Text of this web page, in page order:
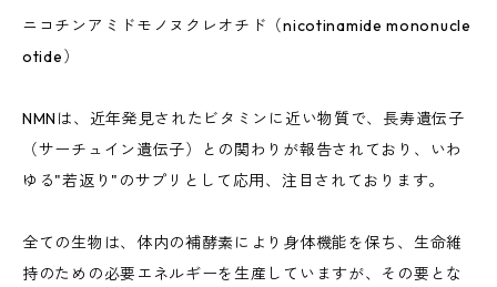
ニコチンアミドモノヌクレオチド（nicotinamide mononucle
otide）
NMNは、近年発見されたビタミンに近い物質で、長寿遺伝子
（サーチュイン遺伝子）との関わりが報告されており、いわ
ゆる"若返り"のサプリとして応用、注目されております。
全ての生物は、体内の補酵素により身体機能を保ち、生命維
持のための必要エネルギーを生産していますが、その要とな